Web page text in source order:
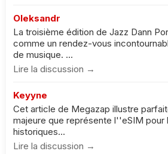
Oleksandr
La troisième édition de Jazz Dann
comme un rendez-vous
de musique. ...
Lire la discussion →
Keyyne
Cet article de Megazap illustre
majeure que représente l''eSIM pour
historiques...
Lire la discussion →